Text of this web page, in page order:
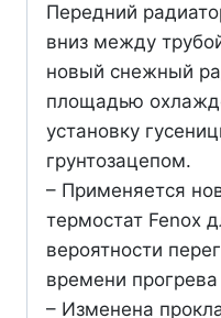
Передний
вниз между
новый снежный
площадью
установку
грунтозацепом.
– Применяется
термостат Fenox
вероятности
времени
– Изменена